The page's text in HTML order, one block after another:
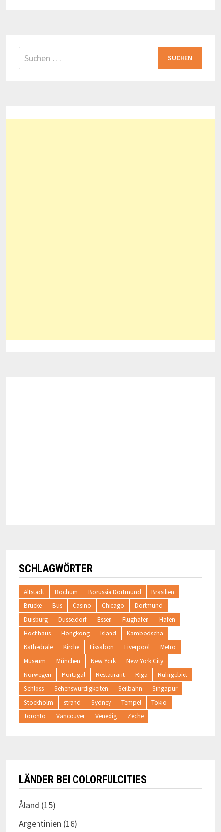
Suchen
nach:
SCHLAGWÖRTER
Altstadt Bochum Borussia Dortmund
Brasilien
Brücke
Bus Casino Chicago
Dortmund
Duisburg
Düsseldorf Essen Flughafen
Hafen
Hochhaus
Hongkong Island
Kambodscha
Kathedrale
Kirche Lissabon Liverpool
Metro
Museum
München New York
New York City
Norwegen
Portugal Restaurant Riga
Ruhrgebiet
Schloss
Sehenswürdigkeiten Seilbahn
Singapur
Stockholm
strand Sydney Tempel
Tokio
Toronto
Vancouver Venedig Zeche
LÄNDER BEI COLORFULCITIES
Åland (15)
Argentinien (16)